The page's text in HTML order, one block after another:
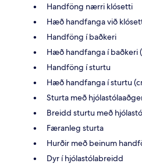
Handföng nærri klósetti
Hæð handfanga við
Handföng í baðkeri
Hæð handfanga í baðkeri
Handföng í sturtu
Hæð handfanga í sturtu
Sturta með
Breidd sturtu með
Færanleg sturta
Hurðir með beinum
Dyr í hjólastólabreidd